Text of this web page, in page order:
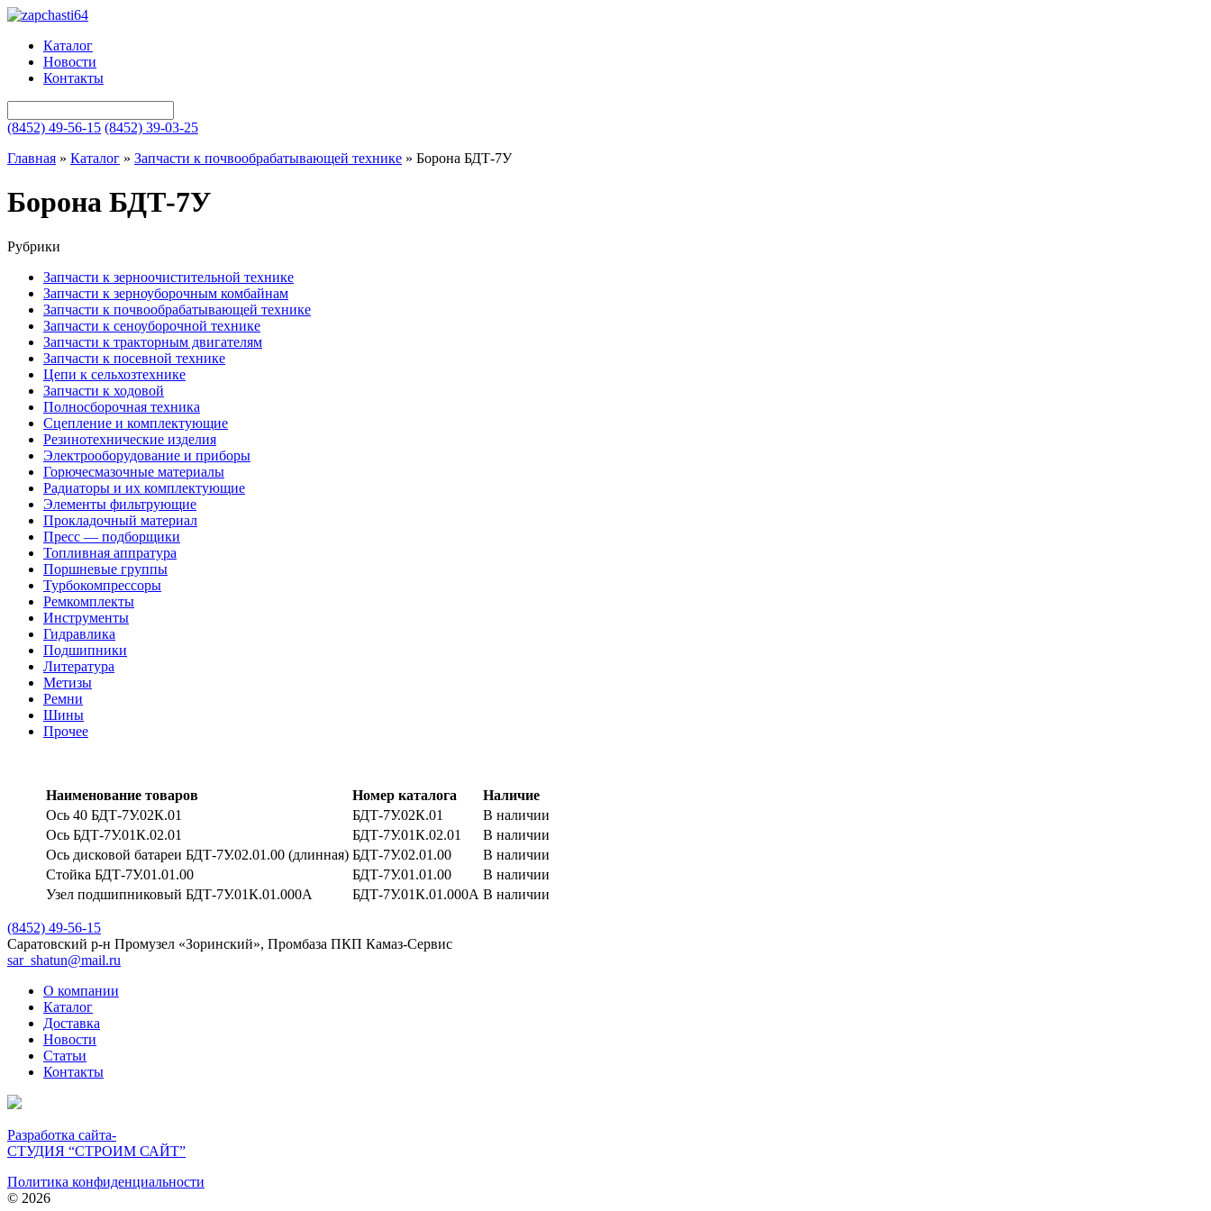
Каталог
Новости
Контакты
(8452) 49-56-15 (8452) 39-03-25
Главная » Каталог » Запчасти к почвообрабатывающей технике » Борона БДТ-7У
Борона БДТ-7У
Рубрики
Запчасти к зерноочистительной технике
Запчасти к зерноуборочным комбайнам
Запчасти к почвообрабатывающей технике
Запчасти к сеноуборочной технике
Запчасти к тракторным двигателям
Запчасти к посевной технике
Цепи к сельхозтехнике
Запчасти к ходовой
Полносборочная техника
Сцепление и комплектующие
Резинотехнические изделия
Электрооборудование и приборы
Горючесмазочные материалы
Радиаторы и их комплектующие
Элементы фильтрующие
Прокладочный материал
Пресс — подборщики
Топливная аппратура
Поршневые группы
Турбокомпрессоры
Ремкомплекты
Инструменты
Гидравлика
Подшипники
Литература
Метизы
Ремни
Шины
Прочее
Наименование товаров Номер каталога
Наличие
Ось 40 БДТ-7У.02К.01
БДТ-7У.02К.01
В наличии
Ось БДТ-7У.01К.02.01
БДТ-7У.01К.02.01
В наличии
Ось дисковой батареи БДТ-7У.02.01.00 (длинная) БДТ-7У.02.01.00
В наличии
Стойка БДТ-7У.01.01.00
БДТ-7У.01.01.00
В наличии
Узел подшипниковый БДТ-7У.01К.01.000А
БДТ-7У.01К.01.000А В наличии
(8452) 49-56-15
Саратовский р-н Промузел «Зоринский», Промбаза ПКП Камаз-Сервис
sar_shatun@mail.ru
О компании
Каталог
Доставка
Новости
Статьи
Контакты
Разработка сайта-
СТУДИЯ “СТРОИМ САЙТ”
Политика конфиденциальности
© 2026